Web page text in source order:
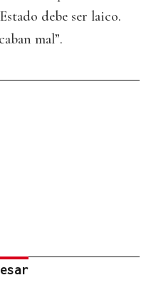
debe ser laico.
mal”.